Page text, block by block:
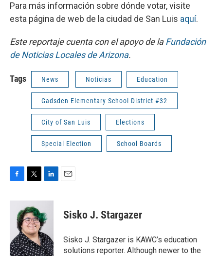
Para más información sobre dónde votar, visite
esta página de web de la ciudad de San Luis aquí.
Este reportaje cuenta con el apoyo de laFundación
de Noticias Locales de Arizona.
Tags News Noticias Education
Gadsden Elementary School District #32
City of San Luis Elections
Special Election School Boards
c
o
k
i
t
t
e
r
n
k
e
d
I
n
Sisko J. Stargazer
Sisko J. Stargazer is KAWC’s education
solutions reporter. Although newer to the